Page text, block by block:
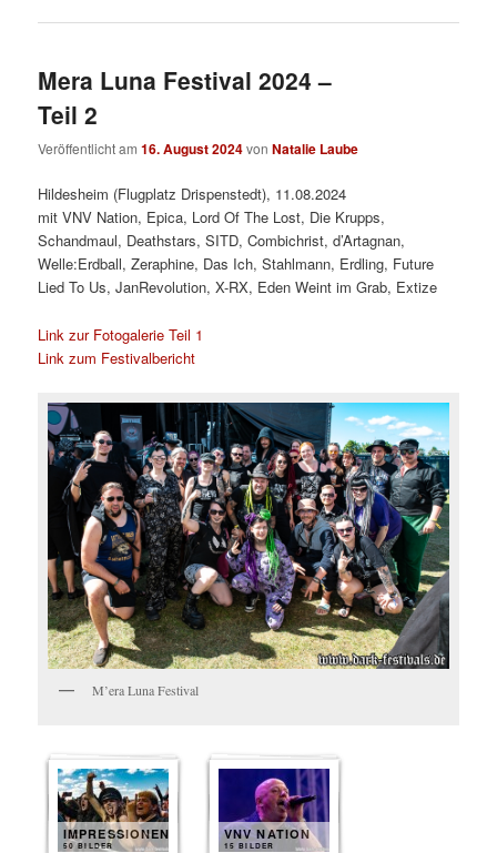
Mera Luna Festival 2024 –
Teil 2
Veröffentlicht am16. August 2024vonNatalie Laube
Hildesheim (Flugplatz Drispenstedt), 11.08.2024
mit VNV Nation, Epica, Lord Of The Lost, Die Krupps,
Schandmaul, Deathstars, SITD, Combichrist, d’Artagnan,
Welle:Erdball, Zeraphine, Das Ich, Stahlmann, Erdling, Future
Lied To Us, JanRevolution, X-RX, Eden Weint im Grab, Extize
Link zur Fotogalerie Teil 1
Link zum Festivalbericht
M’era Luna Festival
IMPRESSIONEN
50 BILDER
VNV NATION
15 BILDER